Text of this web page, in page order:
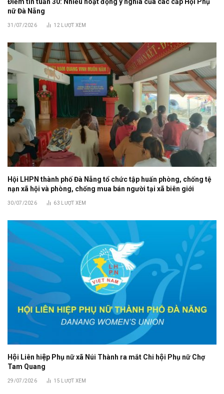
nữ Đà Nẵng
31/07/2026 12 LƯỢT XEM
Hội LHPN thành phố Đà Nẵng tổ chức tập huấn phòng, chống tệ
nạn xã hội và phòng, chống mua bán người tại xã biên giới
30/07/2026 63 LƯỢT XEM
Hội Liên hiệp Phụ nữ xã Núi Thành ra mắt Chi hội Phụ nữ Chợ
Tam Quang
29/07/2026 15 LƯỢT XEM